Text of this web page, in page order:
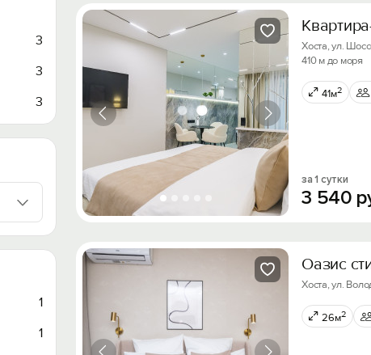
3
3
3
1
1
Хоста, ул.
410 м до моря
41м2
за 1 сутки
3 540
Оазис
Хоста, ул.
26м2